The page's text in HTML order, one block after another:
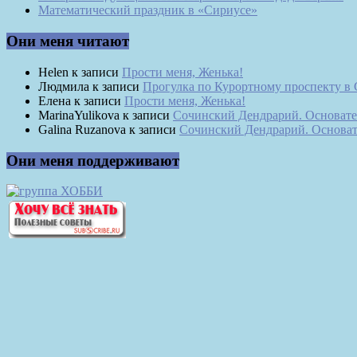
Математический праздник в «Сириусе»
Они меня читают
Helen к записи Прости меня, Женька!
Людмила к записи Прогулка по Курортному проспекту в
Елена к записи Прости меня, Женька!
MarinaYulikova к записи Сочинский Дендрарий.
Galina Ruzanova к записи Сочинский Дендрарий.
Они меня поддерживают